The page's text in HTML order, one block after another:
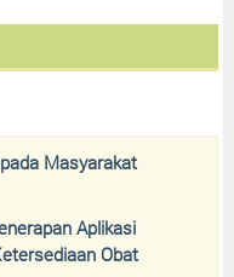
Masyarakat
Aplikasi
Obat